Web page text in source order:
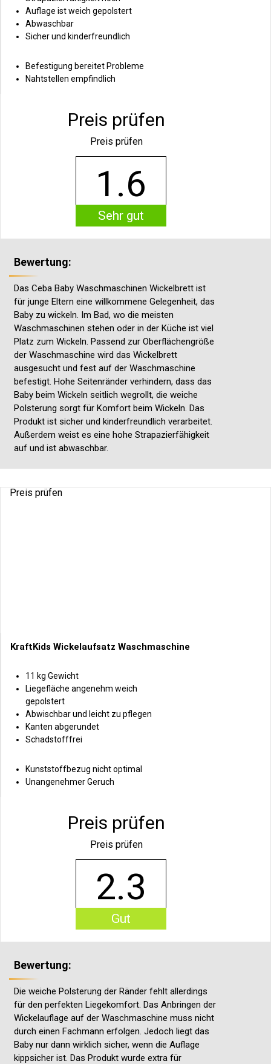
Auflage ist weich gepolstert
Abwaschbar
Sicher und kinderfreundlich
Befestigung bereitet Probleme
Nahtstellen empfindlich
Preis prüfen
Preis prüfen
1.6
Sehr gut
Bewertung:
Das Ceba Baby Waschmaschinen Wickelbrett ist
für junge Eltern eine willkommene Gelegenheit, das
Baby zu wickeln. Im Bad, wo die meisten
Waschmaschinen stehen oder in der Küche ist viel
Platz zum Wickeln. Passend zur Oberflächengröße
der Waschmaschine wird das Wickelbrett
ausgesucht und fest auf der Waschmaschine
befestigt. Hohe Seitenränder verhindern, dass das
Baby beim Wickeln seitlich wegrollt, die weiche
Polsterung sorgt für Komfort beim Wickeln. Das
Produkt ist sicher und kinderfreundlich verarbeitet.
Außerdem weist es eine hohe Strapazierfähigkeit
auf und ist abwaschbar.
Preis prüfen
KraftKids Wickelaufsatz Waschmaschine
11 kg Gewicht
Liegefläche angenehm weich
gepolstert
Abwischbar und leicht zu pflegen
Kanten abgerundet
Schadstofffrei
Kunststoffbezug nicht optimal
Unangenehmer Geruch
Preis prüfen
Preis prüfen
2.3
Gut
Bewertung:
Die weiche Polsterung der Ränder fehlt allerdings
für den perfekten Liegekomfort. Das Anbringen der
Wickelauflage auf der Waschmaschine muss nicht
durch einen Fachmann erfolgen. Jedoch liegt das
Baby nur dann wirklich sicher, wenn die Auflage
kippsicher ist. Das Produkt wurde extra für